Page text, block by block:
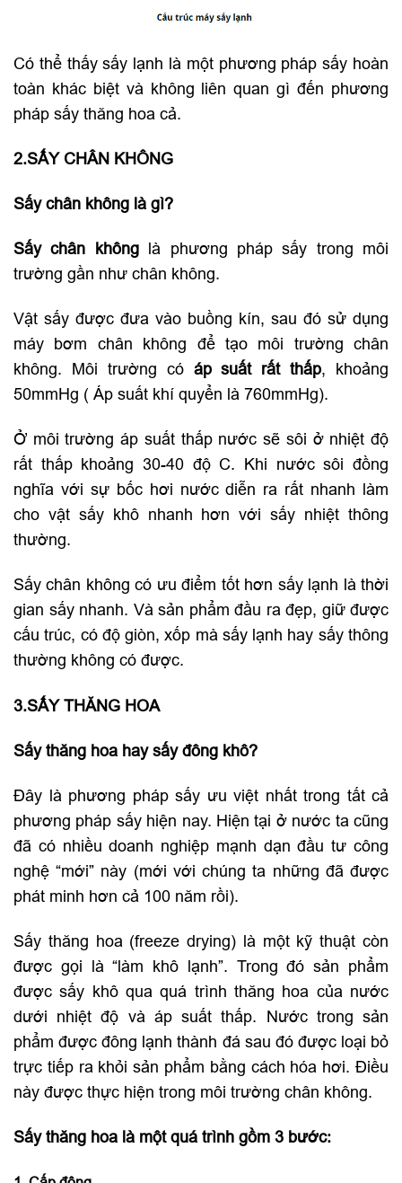
Có thể thấy sấy lạnh là một phương pháp sấy hoàn
toàn khác biệt và không liên quan gì đến phương
pháp sấy thăng hoa cả.
2.SẤY CHÂN KHÔNG
Sấy chân không là gì?
Sấy chân khônglà phương pháp sấy trong môi
trường gần như chân không.
Vật sấy được đưa vào buồng kín, sau đó sử dụng
máy bơm chân không để tạo môi trường chân
không. Môi trường có áp suất rất thấp, khoảng
50mmHg ( Áp suất khí quyển là 760mmHg).
Ở môi trường áp suất thấp nước sẽ sôi ở nhiệt độ
rất thấp khoảng 30-40 độ C. Khi nước sôi đồng
nghĩa với sự bốc hơi nước diễn ra rất nhanh làm
cho vật sấy khô nhanh hơn với sấy nhiệt thông
thường.
Sấy chân không có ưu điểm tốt hơn sấy lạnh là thời
gian sấy nhanh. Và sản phẩm đầu ra đẹp, giữ được
cấu trúc, có độ giòn, xốp mà sấy lạnh hay sấy thông
thường không có được.
3.SẤY THĂNG HOA
Sấy thăng hoa hay sấy đông khô?
Đây là phương pháp sấy ưu việt nhất trong tất cả
phương pháp sấy hiện nay. Hiện tại ở nước ta cũng
đã có nhiều doanh nghiệp mạnh dạn đầu tư công
nghệ “mới” này (mới với chúng ta những đã được
phát minh hơn cả 100 năm rồi).
Sấy thăng hoa (freeze drying) là một kỹ thuật còn
được gọi là “làm khô lạnh”. Trong đó sản phẩm
được sấy khô qua quá trình thăng hoa của nước
dưới nhiệt độ và áp suất thấp. Nước trong sản
phẩm được đông lạnh thành đá sau đó được loại bỏ
trực tiếp ra khỏi sản phẩm bằng cách hóa hơi. Điều
này được thực hiện trong môi trường chân không.
Sấy thăng hoa là một quá trình gồm 3 bước: